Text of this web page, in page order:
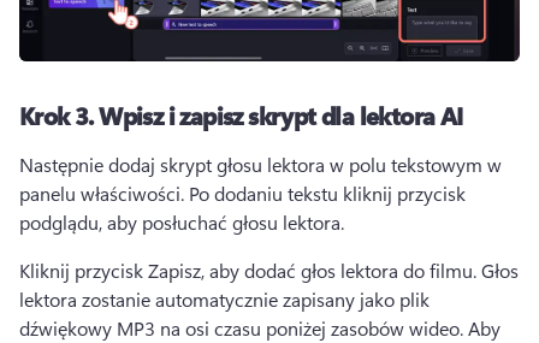
Krok 3.Wpisz i zapisz skrypt dla lektora AI
Następnie dodaj skrypt głosu lektora w polu tekstowym w
panelu właściwości. Po dodaniu tekstu kliknij przycisk
podglądu, aby posłuchać głosu lektora.
Kliknij przycisk Zapisz, aby dodać głos lektora do filmu. Głos
lektora zostanie automatycznie zapisany jako plik
dźwiękowy MP3 na osi czasu poniżej zasobów wideo. Aby